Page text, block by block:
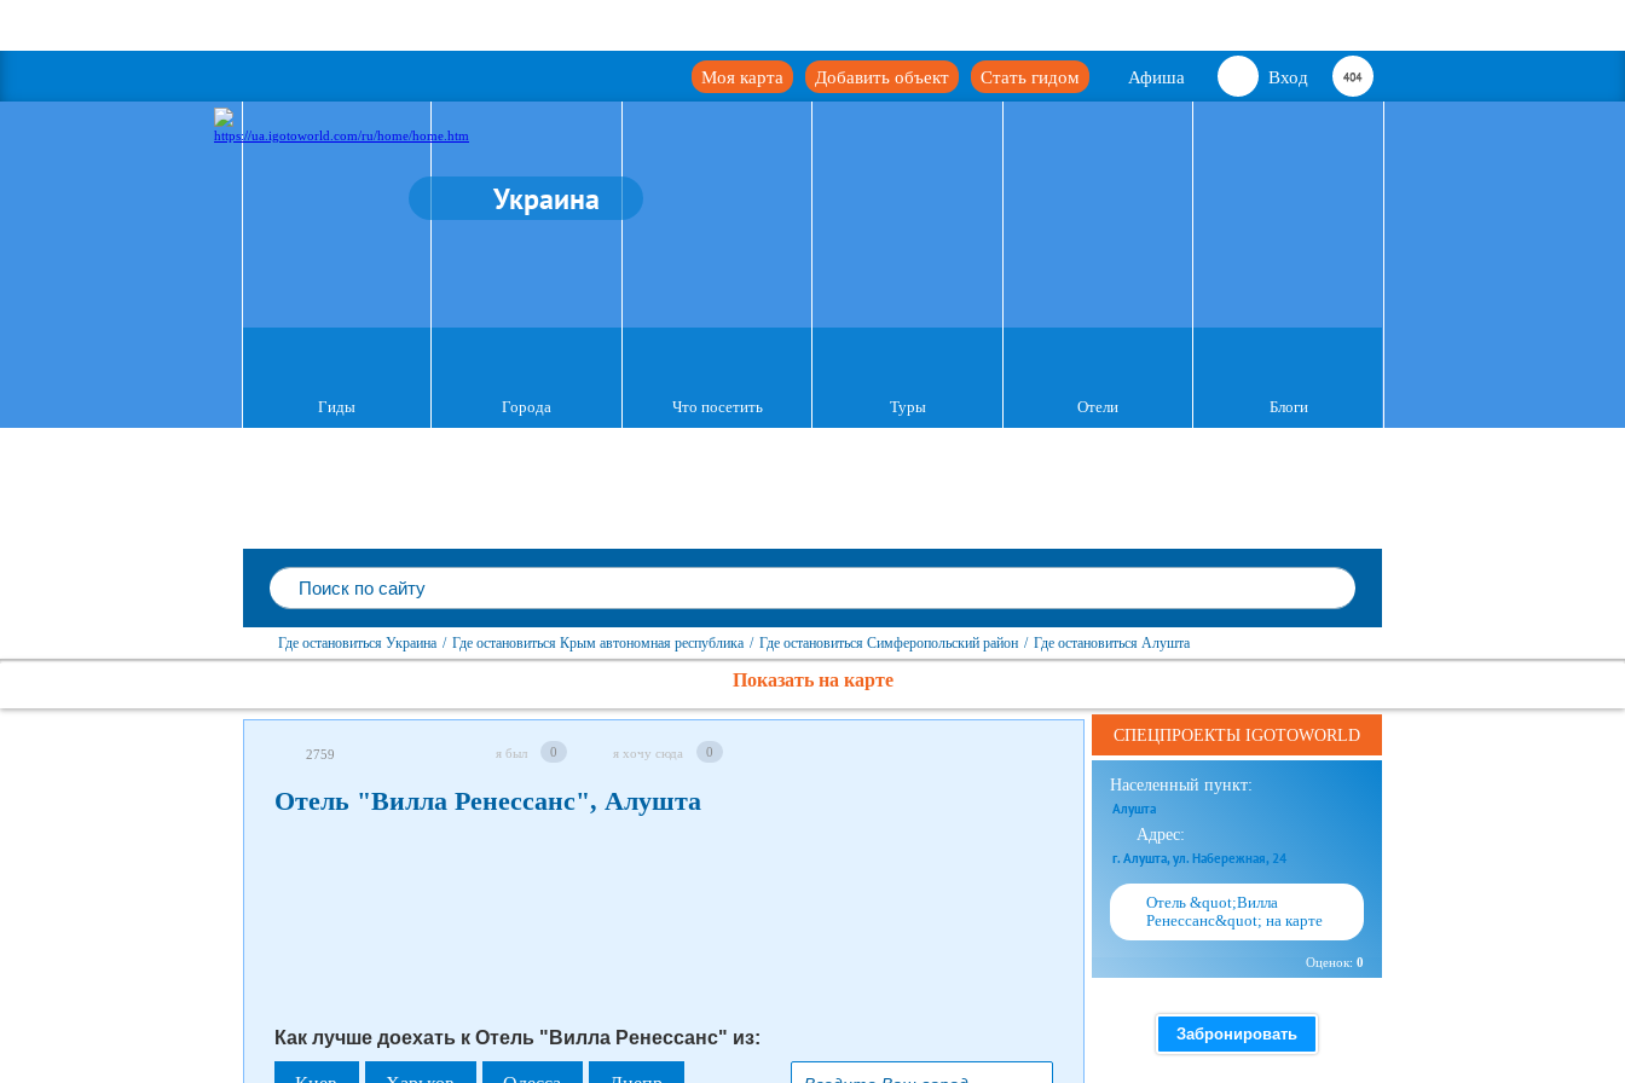
Вход
Афиша
Стать гидом
Добавить объект
Моя карта
Украина
Гиды Города Что посетить Туры Отели Блоги
Где остановиться Украина / Где остановиться Крым автономная республика / Где остановиться Симферопольский район / Где остановиться Алушта
Показать на карте
2759 я был 0 я хочу сюда 0
Отель "Вилла Ренессанс", Алушта
Как лучше доехать к Отель "Вилла Ренессанс" из:
СПЕЦПРОЕКТЫ IGOTOWORLD
Населенный пункт:
Алушта
Адрес:
г. Алушта, ул. Набережная, 24
Отель &quot;Вилла
Ренессанс&quot; на карте
Оценок: 0
Забронировать